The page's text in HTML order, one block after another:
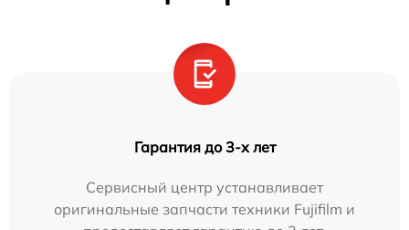
Гарантия до 3-х лет
Сервисный центр устанавливает
оригинальные запчасти техники Fujifilm и